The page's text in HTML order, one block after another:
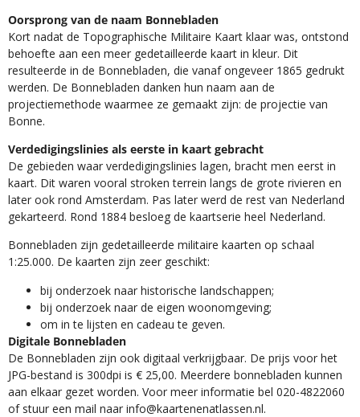
Oorsprong van de naam Bonnebladen
Kort nadat de Topographische Militaire Kaart klaar was, ontstond
behoefte aan een meer gedetailleerde kaart in kleur. Dit
resulteerde in de Bonnebladen, die vanaf ongeveer 1865 gedrukt
werden. De Bonnebladen danken hun naam aan de
projectiemethode waarmee ze gemaakt zijn: de projectie van
Bonne.
Verdedigingslinies als eerste in kaart gebracht
De gebieden waar verdedigingslinies lagen, bracht men eerst in
kaart. Dit waren vooral stroken terrein langs de grote rivieren en
later ook rond Amsterdam. Pas later werd de rest van Nederland
gekarteerd. Rond 1884 besloeg de kaartserie heel Nederland.
Bonnebladen zijn gedetailleerde militaire kaarten op schaal
1:25.000. De kaarten zijn zeer geschikt:​
​bij onderzoek naar historische landschappen;
bij onderzoek naar de eigen woonomgeving;
om in te lijsten en cadeau te geven.
Digitale Bonnebladen
De Bonnebladen zijn ook digitaal verkrijgbaar. De prijs voor het
JPG-bestand is 300dpi is € 25,00. Meerdere bonnebladen kunnen
aan elkaar gezet worden. Voor meer informatie bel 020-4822060
of stuur een mail naar info@kaartenenatlassen.nl.